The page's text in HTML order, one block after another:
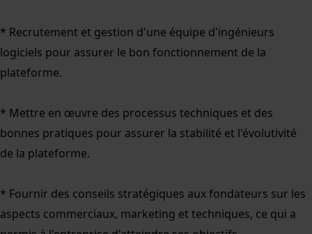
* Recrutement et gestion d'une équipe d'ingénieurs
logiciels pour assurer le bon fonctionnement de la
plateforme.
* Mettre en œuvre des processus techniques et des
bonnes pratiques pour assurer la stabilité et l'évolutivité
de la plateforme.
* Fournir des conseils stratégiques aux fondateurs sur les
aspects commerciaux, marketing et techniques, ce qui a